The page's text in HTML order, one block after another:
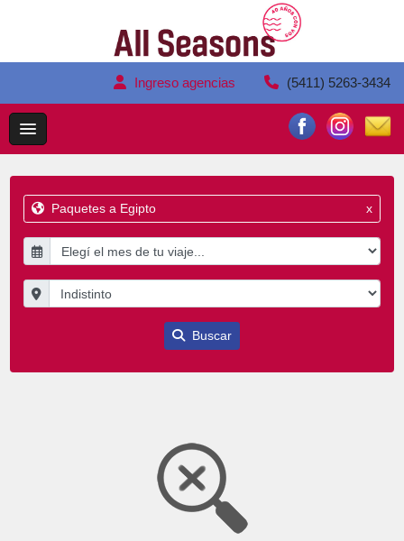
Ingreso agencias (5411) 5263-3434
Paquetes a Egipto x
Buscar